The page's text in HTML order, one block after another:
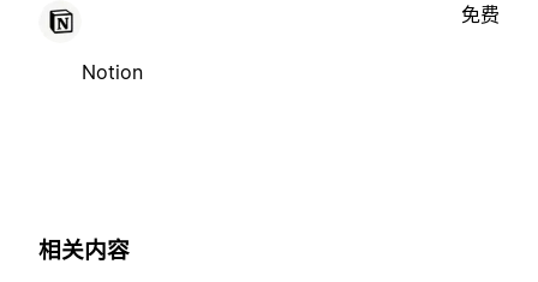
Notion
免费
相关内容